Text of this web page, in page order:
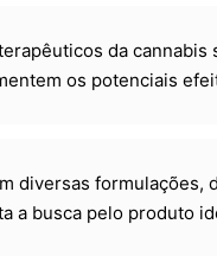
da
os potenciais
diversas
a busca pelo produto